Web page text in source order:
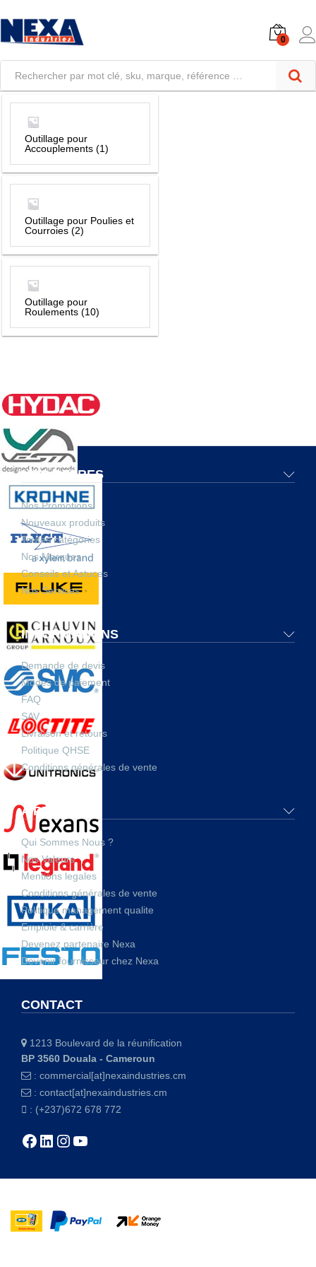
0
Outillage pour
Accouplements (1)
Outillage pour Poulies et
Courroies(2)
Outillage pour
Roulements (10)
NOS OFFRES
Nos Promotions
Nouveaux produits
Toutes catégories
Nos Marques
Conseils et Astuces
Nos Services
INFORMATIONS
Demande de devis
Modes de paiement
FAQ
SAV
Livraison et retours
Politique QHSE
Conditions générales de vente
A PROPOS
Qui Sommes Nous ?
Nos Valeurs
Mentions legales
Conditions générales de vente
Politique management qualite
Emploie & carrière
Devenez partenaire Nexa
Devenir fournisseur chez Nexa
CONTACT
1213 Boulevard de la réunification
BP 3560 Douala - Cameroun
: commercial[at]nexaindustries.cm
: contact[at]nexaindustries.cm
: (+237)672 678 772
Facebook
LinkedIn
Instagram
YouTube